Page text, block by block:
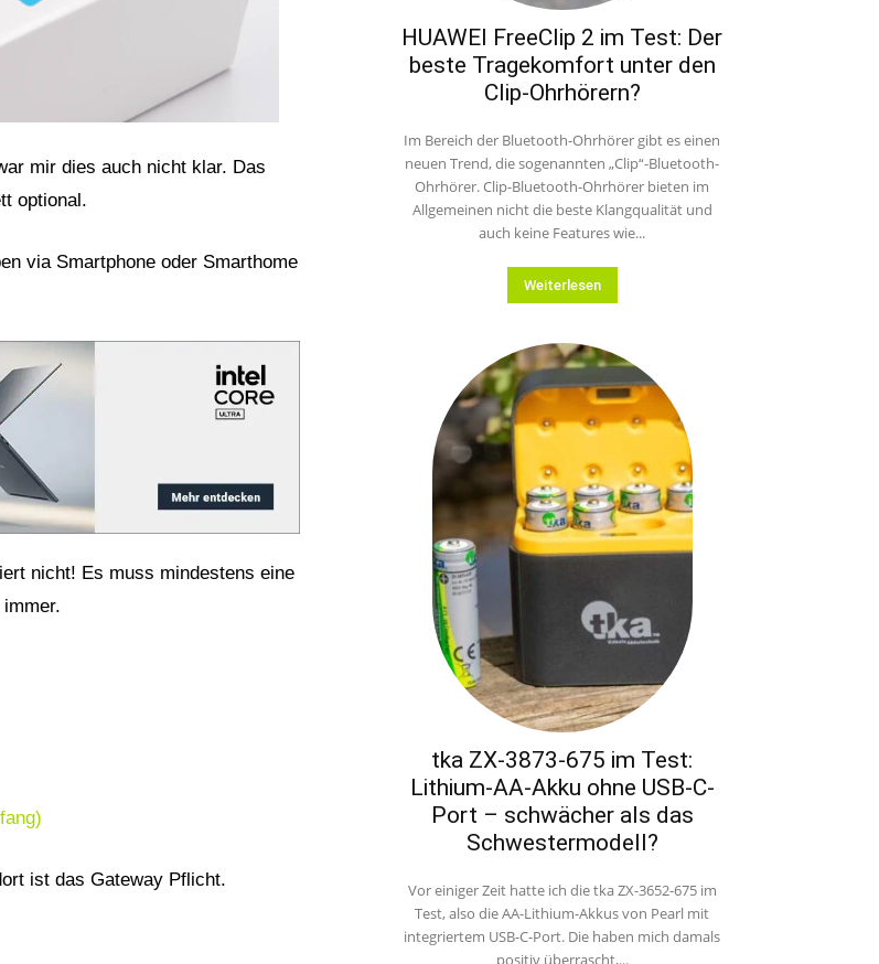
mir dies auch nicht klar. Das
optional.
via Smartphone oder Smarthome
nicht! Es muss mindestens eine
ist das Gateway Pflicht.
HUAWEI FreeClip 2 im Test: Der
beste Tragekomfort unter den
Clip-Ohrhörern?
Im Bereich der Bluetooth-Ohrhörer gibt es einen
neuen Trend, die sogenannten „Clip“-Bluetooth-
Ohrhörer. Clip-Bluetooth-Ohrhörer bieten im
Allgemeinen nicht die beste Klangqualität und
auch keine Features wie...
Weiterlesen
tka ZX-3873-675 im Test:
Lithium-AA-Akku ohne USB-C-
Port – schwächer als das
Schwestermodell?
Vor einiger Zeit hatte ich die tka ZX-3652-675 im
Test, also die AA-Lithium-Akkus von Pearl mit
integriertem USB-C-Port. Die haben mich damals
positiv überrascht,...